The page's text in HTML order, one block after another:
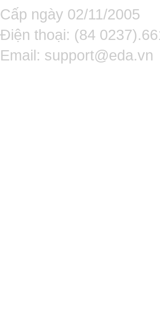
Cấp ngày 02/11/2005
Điện thoại: (84
Email: support@eda.vn